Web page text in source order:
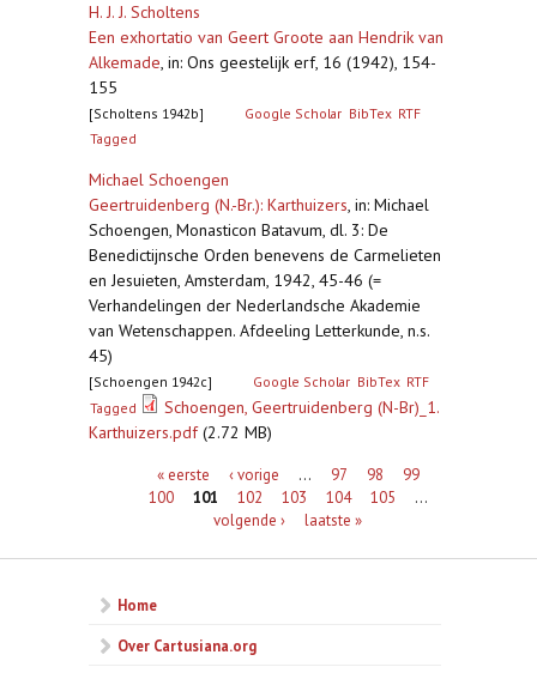
H. J. J. Scholtens
Een exhortatio van Geert Groote aan Hendrik van
Alkemade, in: Ons geestelijk erf, 16 (1942), 154-
155
[Scholtens 1942b] Google Scholar BibTex RTF
Tagged
Michael Schoengen
Geertruidenberg (N.-Br.): Karthuizers, in: Michael
Schoengen, Monasticon Batavum, dl. 3: De
Benedictijnsche Orden benevens de Carmelieten
en Jesuieten, Amsterdam, 1942, 45-46 (=
Verhandelingen der Nederlandsche Akademie
van Wetenschappen. Afdeeling Letterkunde, n.s.
45)
[Schoengen 1942c] Google Scholar BibTex RTF
Tagged
Schoengen, Geertruidenberg (N-Br)_1.
Karthuizers.pdf(2.72 MB)
Pagina's« eerste ‹ vorige … 97 98
99
100
101 102 103 104 105
…
volgende ›
laatste »
Home
Over Cartusiana.org